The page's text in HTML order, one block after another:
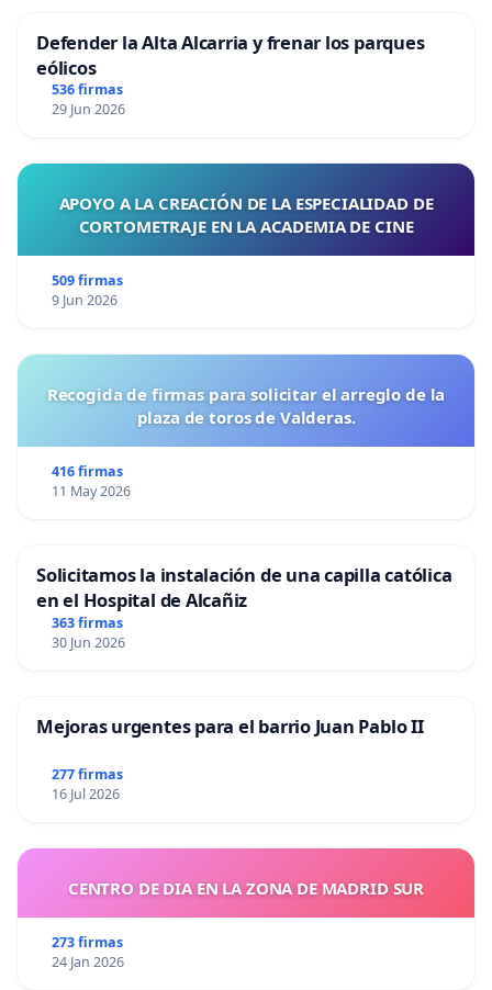
Defender la Alta Alcarria y frenar los parques
eólicos
536 firmas
29 Jun 2026
APOYO A LA CREACIÓN DE LA ESPECIALIDAD DE
CORTOMETRAJE EN LA ACADEMIA DE CINE
509 firmas
9 Jun 2026
Recogida de firmas para solicitar el arreglo de la
plaza de toros de Valderas.
416 firmas
11 May 2026
Solicitamos la instalación de una capilla católica
en el Hospital de Alcañiz
363 firmas
30 Jun 2026
Mejoras urgentes para el barrio Juan Pablo II
277 firmas
16 Jul 2026
CENTRO DE DIA EN LA ZONA DE MADRID SUR
273 firmas
24 Jan 2026